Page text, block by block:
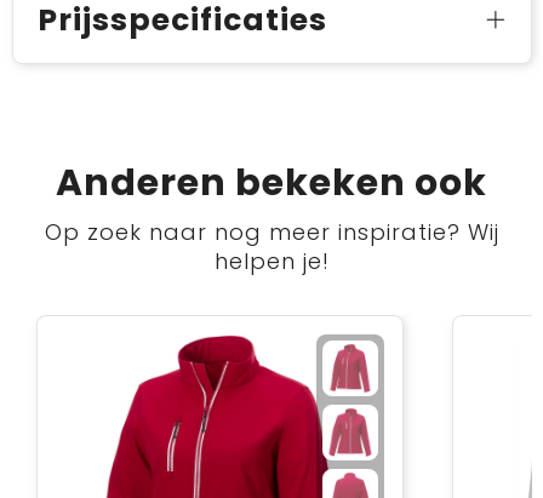
Prijsspecificaties
Anderen bekeken ook
Op zoek naar nog meer inspiratie? Wij
helpen je!